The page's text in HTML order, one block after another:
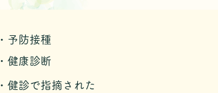
・予防接種
・健康診断
・健診で指摘された